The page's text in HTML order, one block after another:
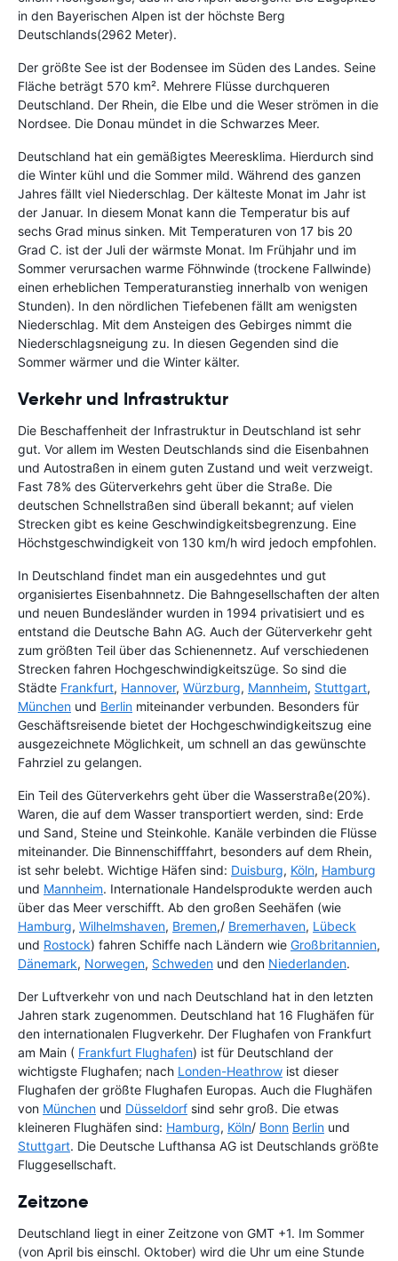
in den Bayerischen Alpen ist der höchste Berg
Deutschlands(2962 Meter).
Der größte See ist der Bodensee im Süden des Landes. Seine
Fläche beträgt 570 km². Mehrere Flüsse durchqueren
Deutschland. Der Rhein, die Elbe und die Weser strömen in die
Nordsee. Die Donau mündet in die Schwarzes Meer.
Deutschland hat ein gemäßigtes Meeresklima. Hierdurch sind
die Winter kühl und die Sommer mild. Während des ganzen
Jahres fällt viel Niederschlag. Der kälteste Monat im Jahr ist
der Januar. In diesem Monat kann die Temperatur bis auf
sechs Grad minus sinken. Mit Temperaturen von 17 bis 20
Grad C. ist der Juli der wärmste Monat. Im Frühjahr und im
Sommer verursachen warme Föhnwinde (trockene Fallwinde)
einen erheblichen Temperaturanstieg innerhalb von wenigen
Stunden). In den nördlichen Tiefebenen fällt am wenigsten
Niederschlag. Mit dem Ansteigen des Gebirges nimmt die
Niederschlagsneigung zu. In diesen Gegenden sind die
Sommer wärmer und die Winter kälter.
Verkehr und Infrastruktur
Die Beschaffenheit der Infrastruktur in Deutschland ist sehr
gut. Vor allem im Westen Deutschlands sind die Eisenbahnen
und Autostraßen in einem guten Zustand und weit verzweigt.
Fast 78% des Güterverkehrs geht über die Straße. Die
deutschen Schnellstraßen sind überall bekannt; auf vielen
Strecken gibt es keine Geschwindigkeitsbegrenzung. Eine
Höchstgeschwindigkeit von 130 km/h wird jedoch empfohlen.
In Deutschland findet man ein ausgedehntes und gut
organisiertes Eisenbahnnetz. Die Bahngesellschaften der alten
und neuen Bundesländer wurden in 1994 privatisiert und es
entstand die Deutsche Bahn AG. Auch der Güterverkehr geht
zum größten Teil über das Schienennetz. Auf verschiedenen
Strecken fahren Hochgeschwindigkeitszüge. So sind die
Städte Frankfurt, Hannover, Würzburg, Mannheim, Stuttgart,
München und Berlin miteinander verbunden. Besonders für
Geschäftsreisende bietet der Hochgeschwindigkeitszug eine
ausgezeichnete Möglichkeit, um schnell an das gewünschte
Fahrziel zu gelangen.
Ein Teil des Güterverkehrs geht über die Wasserstraße(20%).
Waren, die auf dem Wasser transportiert werden, sind: Erde
und Sand, Steine und Steinkohle. Kanäle verbinden die Flüsse
miteinander. Die Binnenschifffahrt, besonders auf dem Rhein,
ist sehr belebt. Wichtige Häfen sind: Duisburg, Köln, Hamburg
und Mannheim. Internationale Handelsprodukte werden auch
über das Meer verschifft. Ab den großen Seehäfen (wie
Hamburg, Wilhelmshaven, Bremen,/ Bremerhaven, Lübeck
und Rostock) fahren Schiffe nach Ländern wie Großbritannien,
Dänemark, Norwegen, Schweden und den Niederlanden.
Der Luftverkehr von und nach Deutschland hat in den letzten
Jahren stark zugenommen. Deutschland hat 16 Flughäfen für
den internationalen Flugverkehr. Der Flughafen von Frankfurt
am Main ( Frankfurt Flughafen) ist für Deutschland der
wichtigste Flughafen; nach Londen-Heathrow ist dieser
Flughafen der größte Flughafen Europas. Auch die Flughäfen
von München und Düsseldorf sind sehr groß. Die etwas
kleineren Flughäfen sind: Hamburg, Köln/ Bonn Berlin und
Stuttgart. Die Deutsche Lufthansa AG ist Deutschlands größte
Fluggesellschaft.
Zeitzone
Deutschland liegt in einer Zeitzone von GMT +1. Im Sommer
(von April bis einschl. Oktober) wird die Uhr um eine Stunde